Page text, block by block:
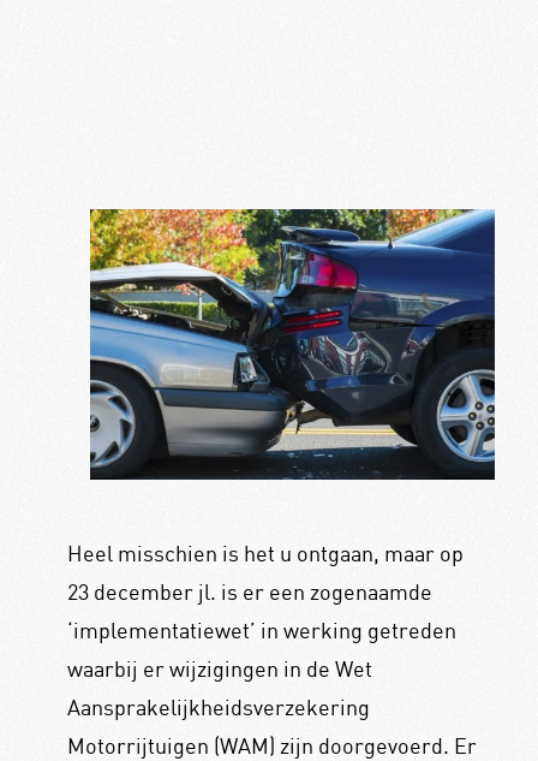
Heel misschien is het u ontgaan, maar op
23 december jl. is er een zogenaamde
‘implementatiewet’ in werking getreden
waarbij er wijzigingen in de Wet
Aansprakelijkheidsverzekering
Motorrijtuigen (WAM) zijn doorgevoerd. Er